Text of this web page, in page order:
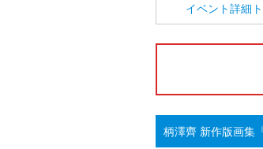
イベント詳細
柄澤齊 新作版画集